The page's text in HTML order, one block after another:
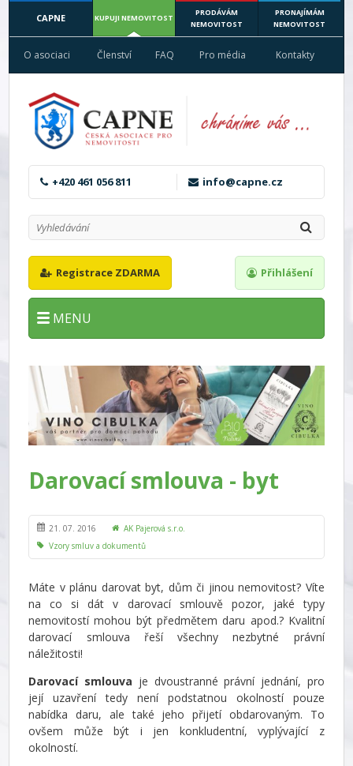
CAPNE KUPUJI NEMOVITOST
PRODÁVÁM
NEMOVITOST
PRONAJÍMÁM
NEMOVITOST
O asociaci Členství FAQ Pro média Kontakty
+420 461 056 811 info@capne.cz
Registrace ZDARMA Přihlášení
MENU
Darovací smlouva - byt
21. 07. 2016
AK Pajerová s.r.o.
Vzory smluv a dokumentů
Máte v plánu darovat byt, dům či jinou nemovitost? Víte
na co si dát v darovací smlouvě pozor, jaké typy
nemovitostí mohou být předmětem daru apod.? Kvalitní
darovací smlouva řeší všechny nezbytné právní
náležitosti!
Darovací smlouva je dvoustranné právní jednání, pro
její uzavření tedy není podstatnou okolností pouze
nabídka daru, ale také jeho přijetí obdarovaným. To
ovšem může být i jen konkludentní, vyplývající z
okolností.